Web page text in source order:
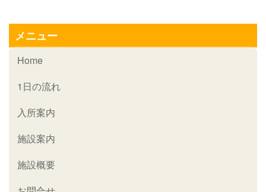
メニュー
Home
1日の流れ
入所案内
施設案内
施設概要